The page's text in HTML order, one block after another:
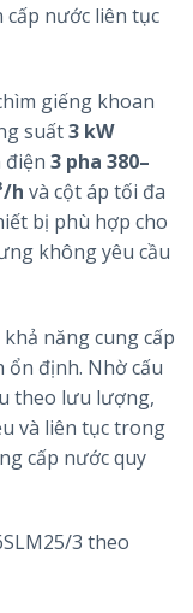
cấp nước liên tục
giếng khoan
suất3 kW
điện 3 pha 380–
h và cột áp tối đa
bị phù hợp cho
không yêu cầu
năng cung cấp
định. Nhờ cấu
theo lưu lượng,
và liên tục trong
cấp nước quy
3 theo